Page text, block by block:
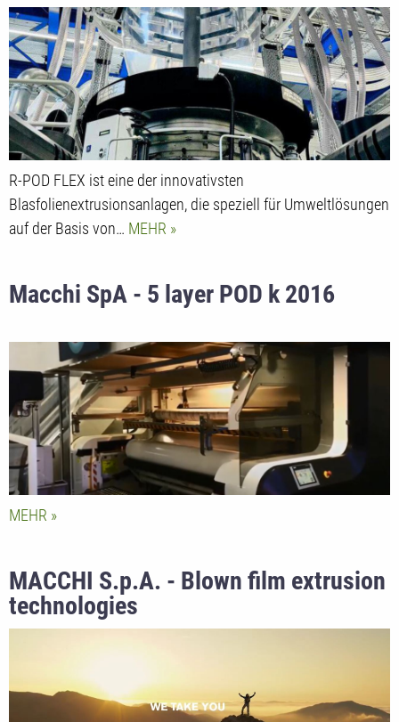
R-POD FLEX ist eine der innovativsten
Blasfolienextrusionsanlagen, die speziell für Umweltlösungen
auf der Basis von… MEHR
Macchi SpA - 5 layer POD k 2016
MEHR
MACCHI S.p.A. - Blown film extrusion
technologies